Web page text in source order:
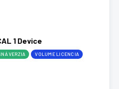
1 Device
VERZIA VOLUME LICENCIA